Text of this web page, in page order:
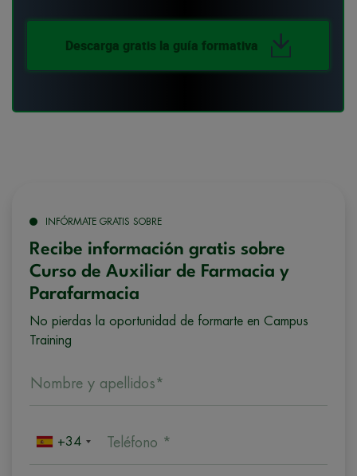
Descarga gratis la guía formativa
INFÓRMATE GRATIS SOBRE
Recibe información gratis sobre
Curso de Auxiliar de Farmacia y
Parafarmacia
No pierdas la oportunidad de formarte en Campus
Training
Nombre y apellidos*
+34 Teléfono *